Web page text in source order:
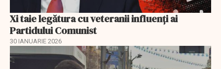
Xi taie legătura cu veteranii influenți ai
Partidului Comunist
30 IANUARIE 2026